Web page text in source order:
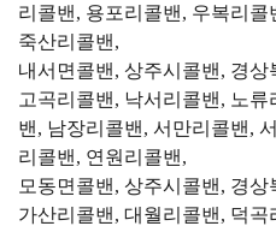
리콜밴, 용포리콜밴, 우복리
죽산리콜밴,
내서면콜밴, 상주시콜밴, 경상
고곡리콜밴, 낙서리콜밴, 노
밴, 남장리콜밴, 서만리콜밴,
리콜밴, 연원리콜밴,
모동면콜밴, 상주시콜밴, 경상
가산리콜밴, 대월리콜밴, 덕